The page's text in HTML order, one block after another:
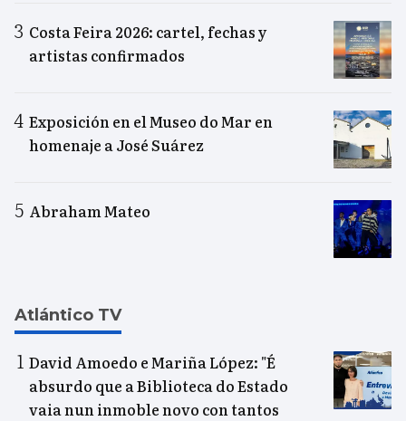
Costa Feira 2026: cartel, fechas y
artistas confirmados
Exposición en el Museo do Mar en
homenaje a José Suárez
Abraham Mateo
Atlántico TV
David Amoedo e Mariña López: "É
absurdo que a Biblioteca do Estado
vaia nun inmoble novo con tantos